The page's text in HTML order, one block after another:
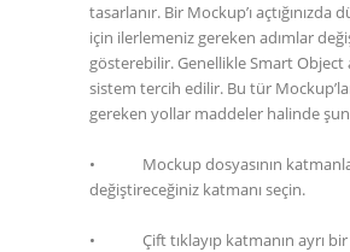
tasarlanır. Bir Mockup’ı açtığınızda
için ilerlemeniz gereken adımlar
gösterebilir. Genellikle Smart Object
sistem tercih edilir. Bu tür
gereken yollar maddeler halinde
•
Mockup dosyasının
değiştireceğiniz katmanı seçin.
•
Çift tıklayıp katmanın ayrı